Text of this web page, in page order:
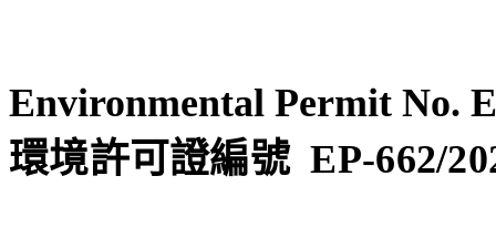
Environmental Permit No.
環境許可證編號 EP-662/